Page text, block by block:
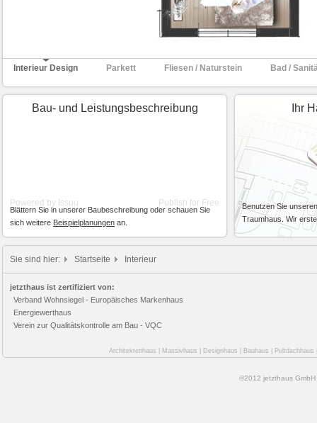
Interieur Design Parkett Fliesen / Naturstein Bad /
Bau- und Leistungsbeschreibung
Powered by Issuu Publish for Free
Blättern Sie in unserer Baubeschreibung oder schauen Sie
sich weitere Beispielplanungen an.
Ihr
Benutzen Sie
Traumhaus. Wir
Sie sind hier: Startseite Interieur
jetzthaus ist zertifiziert von:
Verband Wohnsiegel - Europäisches Markenhaus
Energiewerthaus
Verein zur Qualitätskontrolle am Bau - VQC
Architektenhaus Massivhaus Designhaus Bauhaus Pultdachhaus
©2012 jetzthaus GmbH